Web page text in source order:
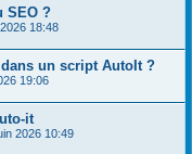
SEO ?
18:48
un script AutoIt ?
19:06
it
2026 10:49